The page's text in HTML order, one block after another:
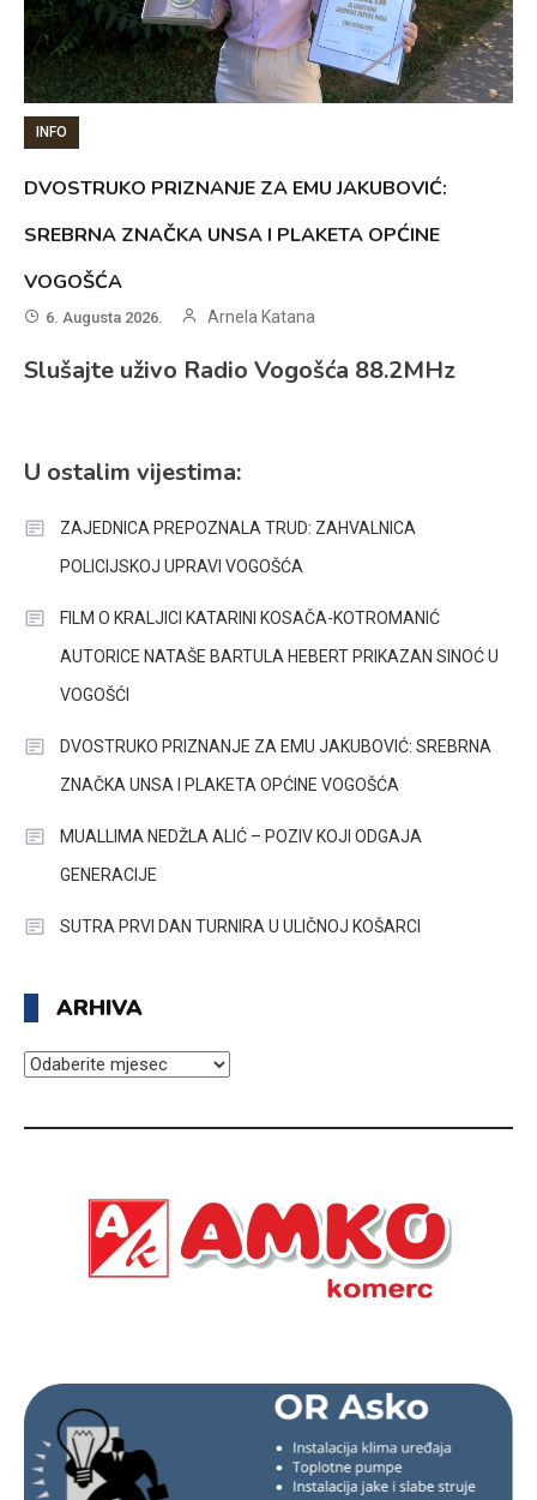
INFO
DVOSTRUKO PRIZNANJE ZA EMU JAKUBOVIĆ:
SREBRNA ZNAČKA UNSA I PLAKETA OPĆINE
VOGOŠĆA
6. Augusta 2026. Arnela Katana
Slušajte uživo Radio Vogošća 88.2MHz
U ostalim vijestima:
ZAJEDNICA PREPOZNALA TRUD: ZAHVALNICA
POLICIJSKOJ UPRAVI VOGOŠĆA
FILM O KRALJICI KATARINI KOSAČA-KOTROMANIĆ
AUTORICE NATAŠE BARTULA HEBERT PRIKAZAN SINOĆ U
VOGOŠĆI
DVOSTRUKO PRIZNANJE ZA EMU JAKUBOVIĆ: SREBRNA
ZNAČKA UNSA I PLAKETA OPĆINE VOGOŠĆA
MUALLIMA NEDŽLA ALIĆ – POZIV KOJI ODGAJA
GENERACIJE
SUTRA PRVI DAN TURNIRA U ULIČNOJ KOŠARCI
ARHIVA
ARHIVA